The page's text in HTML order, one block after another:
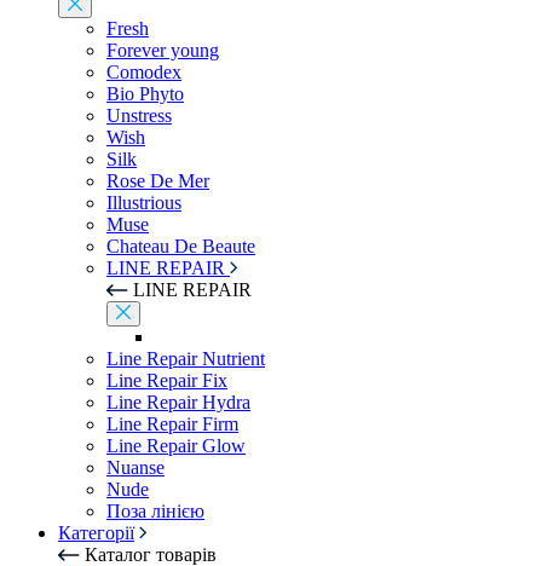
Fresh
Forever young
Comodex
Bio Phyto
Unstress
Wish
Silk
Rose De Mer
Illustrious
Muse
Chateau De Beaute
LINE REPAIR
LINE REPAIR
Line Repair Nutrient
Line Repair Fix
Line Repair Hydra
Line Repair Firm
Line Repair Glow
Nuanse
Nude
Поза лінією
Категорії
Каталог товарів